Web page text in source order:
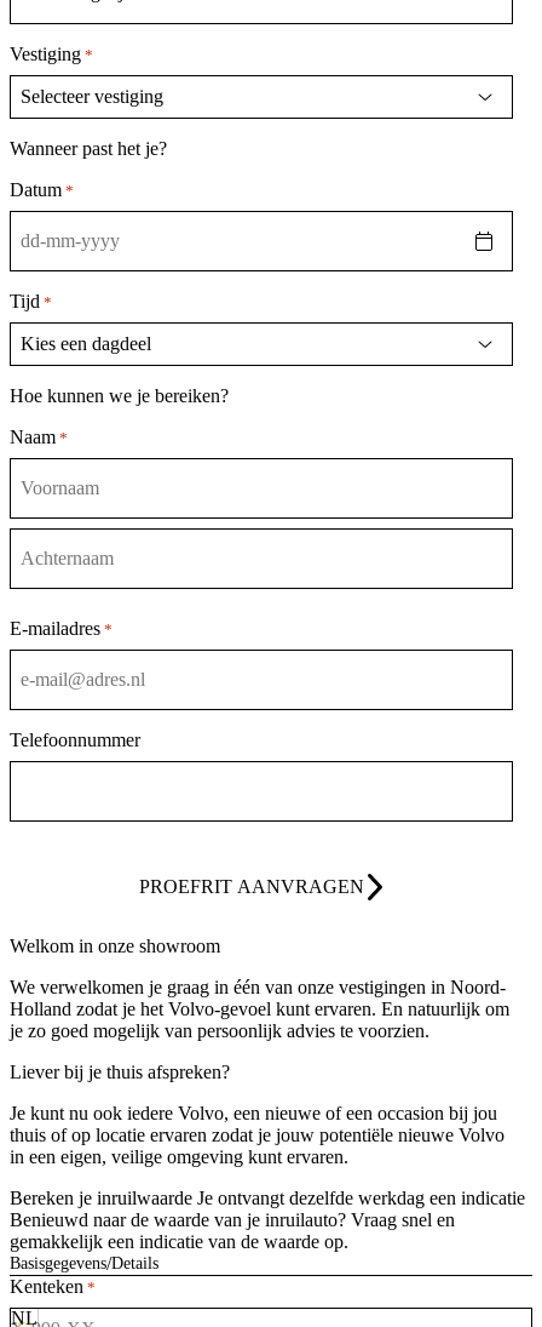
Vestiging *
Wanneer past het je?
Datum *
DD
dash
MM
dash
JJJJ
Tijd *
Hoe kunnen we je bereiken?
Naam *
Voornaam
E-mailadres *
Telefoonnummer
PROEFRIT AANVRAGEN
Welkom in onze showroom
We verwelkomen je graag in één van onze vestigingen in Noord-
Holland zodat je het Volvo-gevoel kunt ervaren. En natuurlijk om
je zo goed mogelijk van persoonlijk advies te voorzien.
Liever bij je thuis afspreken?
Je kunt nu ook iedere Volvo, een nieuwe of een occasion bij jou
thuis of op locatie ervaren zodat je jouw potentiële nieuwe Volvo
in een eigen, veilige omgeving kunt ervaren.
Bereken je inruilwaarde Je ontvangt dezelfde werkdag een indicatie
Benieuwd naar de waarde van je inruilauto? Vraag snel en
gemakkelijk een indicatie van de waarde op.
Basisgegevens Details
Kenteken *